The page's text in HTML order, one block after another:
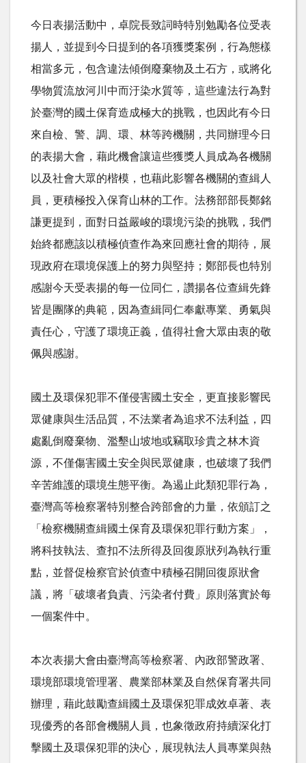
今日表揚活動中，卓院長致詞時特別勉勵各位受表
揚人，並提到今日提到的各項獲獎案例，行為態樣
相當多元，包含違法傾倒廢棄物及土石方，或將化
學物質流放河川中而汙染水質等，這些違法行為對
於臺灣的國土保育造成極大的挑戰，也因此有今日
來自檢、警、調、環、林等跨機關，共同辦理今日
的表揚大會，藉此機會讓這些獲獎人員成為各機關
以及社會大眾的楷模，也藉此影響各機關的查緝人
員，更積極投入保育山林的工作。法務部部長鄭銘
謙更提到，面對日益嚴峻的環境污染的挑戰，我們
始終都應該以積極偵查作為來回應社會的期待，展
現政府在環境保護上的努力與堅持；鄭部長也特別
感謝今天受表揚的每一位同仁，讚揚各位查緝先鋒
皆是團隊的典範，因為查緝同仁奉獻專業、勇氣與
責任心，守護了環境正義，值得社會大眾由衷的敬
佩與感謝。
國土及環保犯罪不僅侵害國土安全，更直接影響民
眾健康與生活品質，不法業者為追求不法利益，四
處亂倒廢棄物、濫墾山坡地或竊取珍貴之林木資
源，不僅傷害國土安全與民眾健康，也破壞了我們
辛苦維護的環境生態平衡。為遏止此類犯罪行為，
臺灣高等檢察署特別整合跨部會的力量，依頒訂之
「檢察機關查緝國土保育及環保犯罪行動方案」，
將科技執法、查扣不法所得及回復原狀列為執行重
點，並督促檢察官於偵查中積極召開回復原狀會
議，將「破壞者負責、污染者付費」原則落實於每
一個案件中。
本次表揚大會由臺灣高等檢察署、內政部警政署、
環境部環境管理署、農業部林業及自然保育署共同
辦理，藉此鼓勵查緝國土及環保犯罪成效卓著、表
現優秀的各部會機關人員，也象徵政府持續深化打
擊國土及環保犯罪的決心，展現執法人員專業與熱